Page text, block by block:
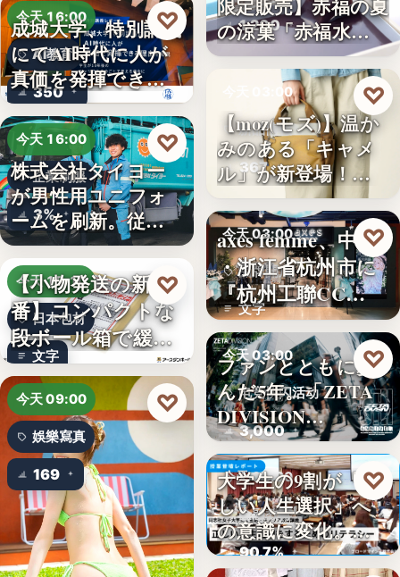
今天 16:00
AI教育
350
成城大学、特別講義
にてAI時代に人が
真価を発揮できる
理由…
♡
今天 16:00
企業制服
3%
株式会社タイヨー
が男性用ユニフォ
ームを刷新。従来
の男女兼…
♡
今天 15:10
日本包材
文字
【小物発送の新定
番】コンパクトな
段ボール箱で緩衝
材の節約…
♡
今天 09:00
娛樂寫真
169
♡
1,200
限定販売】赤福の夏
の涼菓「赤福水よ
うか…
今天 03:00
新品情報
367
【moz(モズ)】温か
みのある「キャメ
ル」が新登場！毎
日…
♡
今天 03:00
品牌開店
文字
axes femme、中国
・浙江省杭州市に
『杭州工聯CC…
♡
今天 03:00
电竞快闪活动
3,000
ファンとともに歩
んだ5年。「ZETA
DIVISION…
♡
今天 03:00
金融教育
90.7%
大学生の9割が「正
しい人生選択」へ
の意識に変化。ブ
ロード…
♡